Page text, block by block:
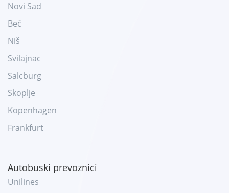
Novi Sad
Beč
Niš
Svilajnac
Salcburg
Skoplje
Kopenhagen
Frankfurt
Autobuski prevoznici
Unilines